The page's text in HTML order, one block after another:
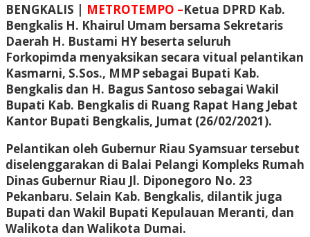
BENGKALIS | METROTEMPO –Ketua DPRD Kab.
Bengkalis H. Khairul Umam bersama Sekretaris
Daerah H. Bustami HY beserta seluruh
Forkopimda menyaksikan secara vitual pelantikan
Kasmarni, S.Sos., MMP sebagai Bupati Kab.
Bengkalis dan H. Bagus Santoso sebagai Wakil
Bupati Kab. Bengkalis di Ruang Rapat Hang Jebat
Kantor Bupati Bengkalis, Jumat (26/02/2021).
Pelantikan oleh Gubernur Riau Syamsuar tersebut
diselenggarakan di Balai Pelangi Kompleks Rumah
Dinas Gubernur Riau Jl. Diponegoro No. 23
Pekanbaru. Selain Kab. Bengkalis, dilantik juga
Bupati dan Wakil Bupati Kepulauan Meranti, dan
Walikota dan Walikota Dumai.